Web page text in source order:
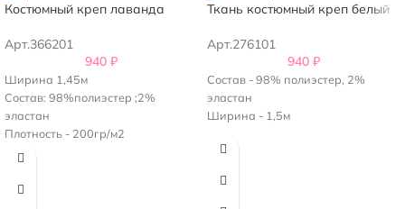
Костюмный креп лаванда
Арт.366201
940 ₽
Ширина 1,45м
Состав: 98%полиэстер ;2%
эластан
Плотность - 200гр/м2
Ткань костюмный креп белый
Арт.276101
940 ₽
Состав - 98% полиэстер, 2%
эластан
Ширина - 1,5м